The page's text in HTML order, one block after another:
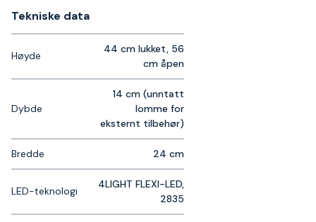
Tekniske data​
Høyde
44 cm lukket, 56
cm åpen
Dybde
14 cm (unntatt
lomme for
eksternt tilbehør)
Bredde 24 cm
LED-teknologi
4LIGHT FLEXI-LED,
2835